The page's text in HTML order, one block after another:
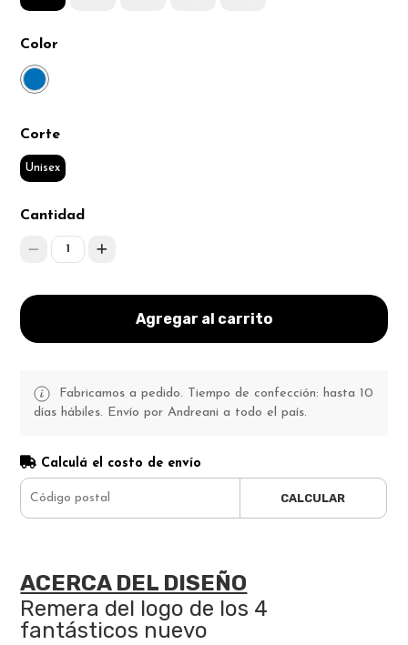
Color
Corte
Unisex
Cantidad
1
Agregar al carrito
Fabricamos a pedido. Tiempo de confección: hasta 10
días hábiles. Envío por Andreani a todo el país.
Calculá el costo de envío
CALCULAR
ACERCA DEL DISEÑO
Remera del logo de los 4
fantásticos nuevo